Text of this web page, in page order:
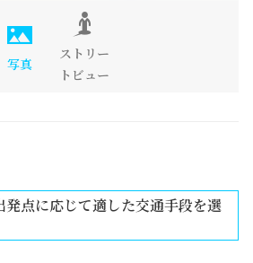
写真
ストリー
トビュー
発点に応じて適した交通手段を選